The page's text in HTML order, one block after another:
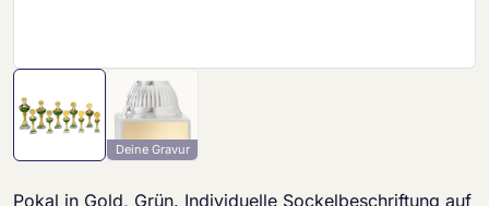
Deine Gravur
Pokal in Gold, Grün. Individuelle Sockelbeschriftung auf